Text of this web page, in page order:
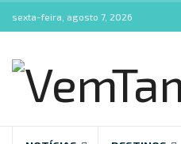
sexta-feira, agosto 7, 2026